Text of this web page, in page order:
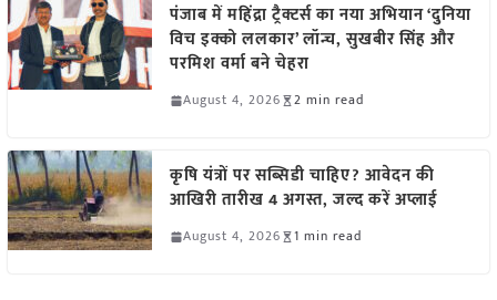
पंजाब में महिंद्रा ट्रैक्टर्स का नया अभियान ‘दुनिया
विच इक्को ललकार’ लॉन्च, सुखबीर सिंह और
परमिश वर्मा बने चेहरा
August 4, 2026 2 min read
कृषि यंत्रों पर सब्सिडी चाहिए? आवेदन की
आखिरी तारीख 4 अगस्त, जल्द करें अप्लाई
August 4, 2026 1 min read